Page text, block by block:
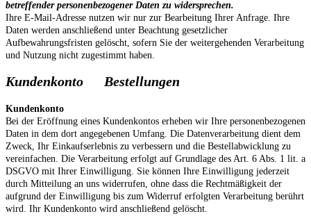
betreffender personenbezogener Daten zu widersprechen.
Ihre E-Mail-Adresse nutzen wir nur zur Bearbeitung Ihrer Anfrage. Ihre
Daten werden anschließend unter Beachtung gesetzlicher
Aufbewahrungsfristen gelöscht, sofern Sie der weitergehenden Verarbeitung
und Nutzung nicht zugestimmt haben.
Kundenkonto Bestellungen
Kundenkonto
Bei der Eröffnung eines Kundenkontos erheben wir Ihre personenbezogenen
Daten in dem dort angegebenen Umfang. Die Datenverarbeitung dient dem
Zweck, Ihr Einkaufserlebnis zu verbessern und die Bestellabwicklung zu
vereinfachen. Die Verarbeitung erfolgt auf Grundlage des Art. 6 Abs. 1 lit. a
DSGVO mit Ihrer Einwilligung. Sie können Ihre Einwilligung jederzeit
durch Mitteilung an uns widerrufen, ohne dass die Rechtmäßigkeit der
aufgrund der Einwilligung bis zum Widerruf erfolgten Verarbeitung berührt
wird. Ihr Kundenkonto wird anschließend gelöscht.